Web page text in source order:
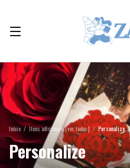
Início / Itens adicionais [ver todos] / Personalize
Personalize